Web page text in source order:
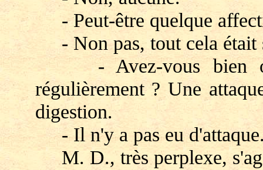
- Peut-être quelque
- Non pas, tout cela était
- Avez-vous bien
régulièrement ? Une
digestion.
- Il n'y a pas eu
M. D., très perplexe,